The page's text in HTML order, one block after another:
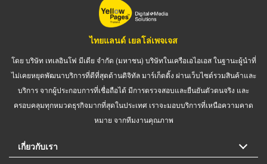
ไทยแลนด์ เยลโล่เพจเจส
โดย บริษัท เทเลอินโฟ มีเดีย จำกัด (มหาชน) บริษัทในเครือเอไอเอส ในฐานะผู้นำที่
ไม่เคยหยุดพัฒนาบริการที่ดีที่สุดด้านดิจิทัล มาร์เก็ตติ้ง ผ่านเว็บไซต์รวมสินค้าและ
บริการ จากผู้ประกอบการที่เชื่อถือได้ มีการตรวจสอบและยืนยันตัวตนจริง และ
ครอบคลุมทุกหมวดธุรกิจมากที่สุดในประเทศ เราจะมอบบริการที่เหนือความคาด
หมาย จากทีมงานคุณภาพ
เกี่ยวกับเรา